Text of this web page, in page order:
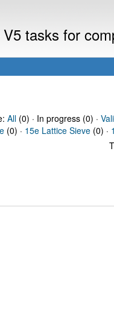
tasks for
All(0) · In progress (0) ·
(0) · 15e Lattice Sieve (0) ·